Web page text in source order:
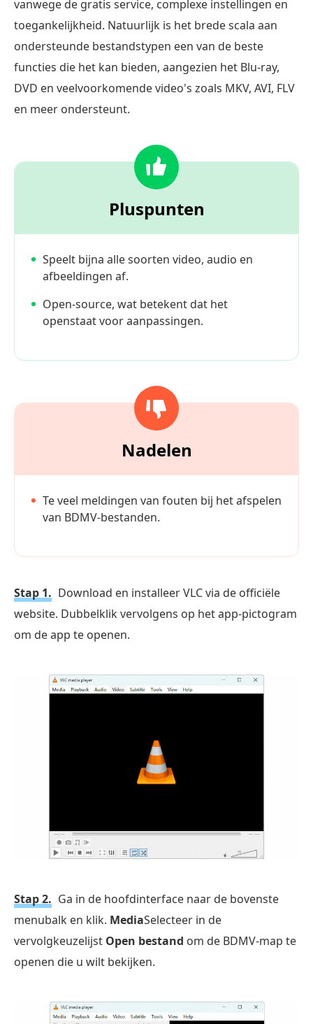
vanwege de gratis service, complexe instellingen en
toegankelijkheid. Natuurlijk is het brede scala aan
ondersteunde bestandstypen een van de beste
functies die het kan bieden, aangezien het Blu-ray,
DVD en veelvoorkomende video's zoals MKV, AVI, FLV
en meer ondersteunt.
Pluspunten
Speelt bijna alle soorten video, audio en
afbeeldingen af.
Open-source, wat betekent dat het
openstaat voor aanpassingen.
Nadelen
Te veel meldingen van fouten bij het afspelen
van BDMV-bestanden.
Stap 1. Download en installeer VLC via de officiële
website. Dubbelklik vervolgens op het app-pictogram
om de app te openen.
Stap 2. Ga in de hoofdinterface naar de bovenste
menubalk en klik. MediaSelecteer in de
vervolgkeuzelijst Open bestand om de BDMV-map te
openen die u wilt bekijken.